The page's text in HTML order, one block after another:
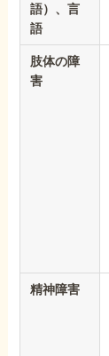
語）、言
語
肢体の障
害
精神障害